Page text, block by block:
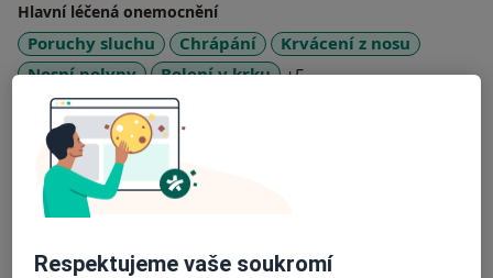
Hlavní léčená onemocnění
Poruchy sluchu Chrápání
Krvácení z nosu
Nosní polypy
Bolení v krku +5
Pacienti, které ošetřuji
Dospělí
Děti
o zkušenostech
Respektujeme vaše soukromí